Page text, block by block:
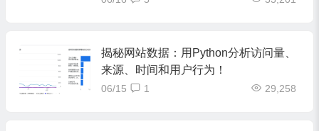
揭秘网站数据：用Python分析访问量、
来源、时间和用户行为！
06/15 29,258
1